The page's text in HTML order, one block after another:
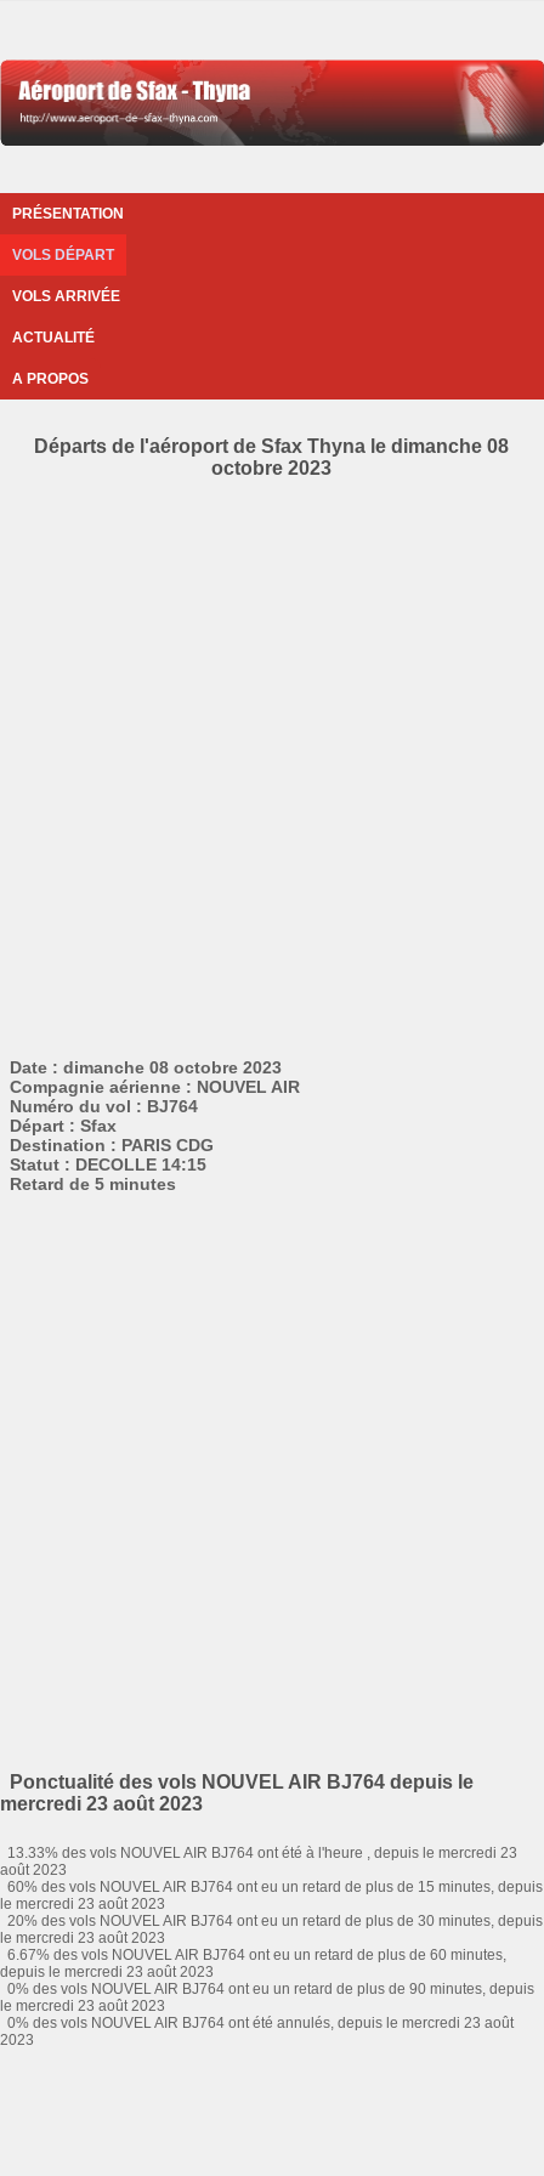
PRÉSENTATION
VOLS DÉPART
VOLS ARRIVÉE
ACTUALITÉ
A PROPOS
Départs de l'aéroport de Sfax Thyna le dimanche 08
octobre 2023
Date : dimanche 08 octobre 2023
Compagnie aérienne : NOUVEL AIR
Numéro du vol : BJ764
Départ : Sfax
Destination : PARIS CDG
Statut : DECOLLE 14:15
Retard de 5 minutes
Ponctualité des vols NOUVEL AIR BJ764 depuis le
mercredi 23 août 2023
13.33% des vols NOUVEL AIR BJ764 ont été à l'heure , depuis le mercredi 23
août 2023
60% des vols NOUVEL AIR BJ764 ont eu un retard de plus de 15 minutes, depuis
le mercredi 23 août 2023
20% des vols NOUVEL AIR BJ764 ont eu un retard de plus de 30 minutes, depuis
le mercredi 23 août 2023
6.67% des vols NOUVEL AIR BJ764 ont eu un retard de plus de 60 minutes,
depuis le mercredi 23 août 2023
0% des vols NOUVEL AIR BJ764 ont eu un retard de plus de 90 minutes, depuis
le mercredi 23 août 2023
0% des vols NOUVEL AIR BJ764 ont été annulés, depuis le mercredi 23 août
2023